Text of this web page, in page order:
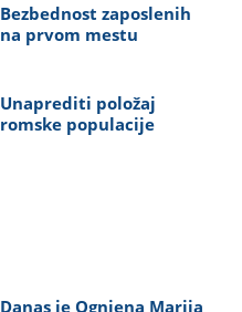
Bezbednost zaposlenih
na prvom mestu
Unaprediti položaj
romske populacije
Danas je Ognjena Marija